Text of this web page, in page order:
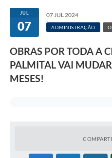
Departamentos
Câmara Municipal
JUL
07
07 JUL 2024
ADMINISTRAÇÃO
OBRAS POR TODA A
PALMITAL VAI
MESES!